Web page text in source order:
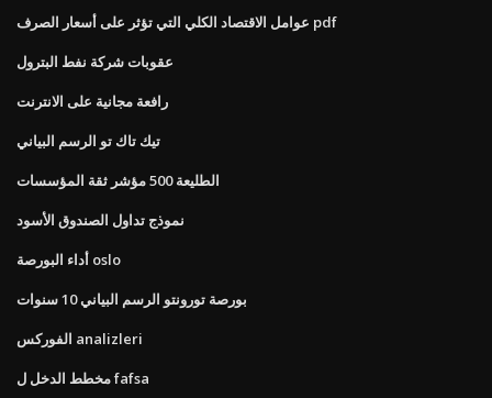
عوامل الاقتصاد الكلي التي تؤثر على أسعار الصرف pdf
عقوبات شركة نفط البترول
رافعة مجانية على الانترنت
تيك تاك تو الرسم البياني
الطليعة 500 مؤشر ثقة المؤسسات
نموذج تداول الصندوق الأسود
أداء البورصة oslo
بورصة تورونتو الرسم البياني 10 سنوات
الفوركس analizleri
مخطط الدخل ل fafsa